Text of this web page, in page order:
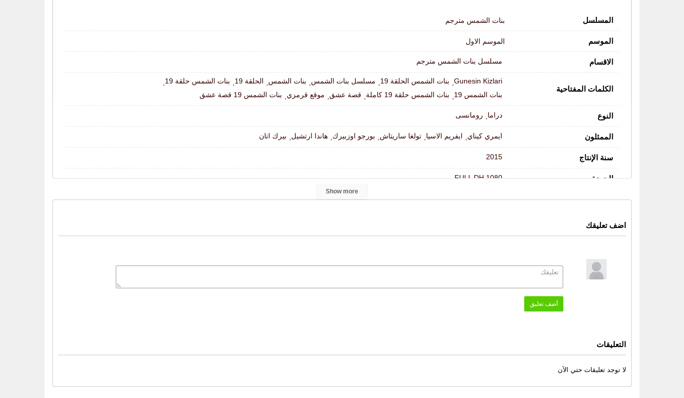
المسلسل بنات الشمس مترجم
الموسم الموسم الاول
الاقسام مسلسل بنات الشمس مترجم
الكلمات المفتاحية
Gunesin Kizlari بنات الشمس الحلقة 19 مسلسل بنات الشمس بنات الشمس الحلقة 19 بنات الشمس حلقة 19
بنات الشمس 19
بنات الشمس حلقة 19 كاملة قصة عشق موقع قرمزي بنات الشمس 19 قصة عشق
النوع دراما, رومانسى
الممثلون ايمري كيناي, ايفريم الاسيا, تولغا ساريتاش, بورجو اوزبيرك, هاندا ارتشيل, بيرك اتان
سنة الإنتاج 2015
الجودة FULL DH 1080
Show more
اضف تعليقك
أضف تعليق
التعليقات
لا توجد تعليقات حتي الآن